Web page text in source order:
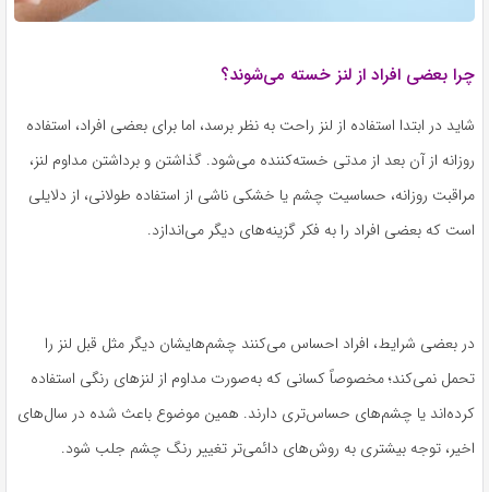
چرا بعضی افراد از لنز خسته می‌شوند؟
شاید در ابتدا استفاده از لنز راحت به نظر برسد، اما برای بعضی افراد، استفاده
روزانه از آن بعد از مدتی خسته‌کننده می‌شود. گذاشتن و برداشتن مداوم لنز،
مراقبت روزانه، حساسیت چشم یا خشکی ناشی از استفاده طولانی، از دلایلی
است که بعضی افراد را به فکر گزینه‌های دیگر می‌اندازد.
در بعضی شرایط، افراد احساس می‌کنند چشم‌هایشان دیگر مثل قبل لنز را
تحمل نمی‌کند؛ مخصوصاً کسانی که به‌صورت مداوم از لنزهای رنگی استفاده
کرده‌اند یا چشم‌های حساس‌تری دارند. همین موضوع باعث شده در سال‌های
اخیر، توجه بیشتری به روش‌های دائمی‌تر تغییر رنگ چشم جلب شود.